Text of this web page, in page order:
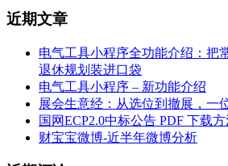
近期文章
电气工具小程序全功能介绍：把
退休规划装进口袋
电气工具小程序 – 新功能介绍
展会生意经：从选位到撤展，一
国网ECP2.0中标公告 PDF 下载
财宝宝微博-近半年微博分析